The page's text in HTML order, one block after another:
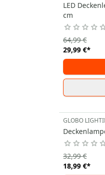
LED
cm
29,99 €*
64,99 €
GLOBO
18,99 €*
32,99 €